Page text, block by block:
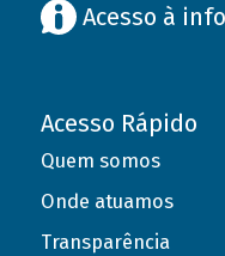
Acesso à
Acesso Rápido
Quem somos
Onde atuamos
Transparência